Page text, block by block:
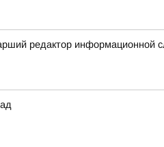
редактор